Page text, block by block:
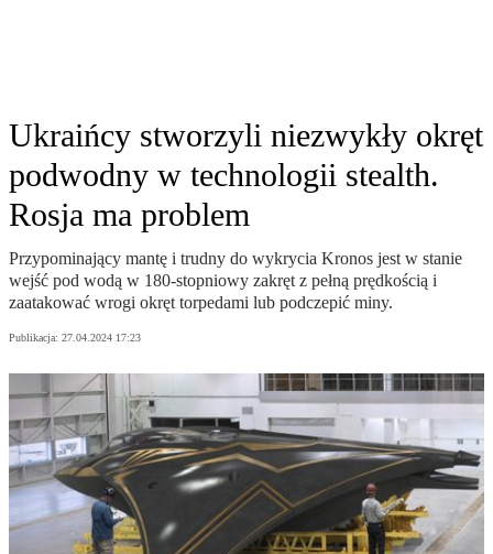
Ukraińcy stworzyli niezwykły okręt
podwodny w technologii stealth.
Rosja ma problem
Przypominający mantę i trudny do wykrycia Kronos jest w stanie
wejść pod wodą w 180-stopniowy zakręt z pełną prędkością i
zaatakować wrogi okręt torpedami lub podczepić miny.
Publikacja: 27.04.2024 17:23